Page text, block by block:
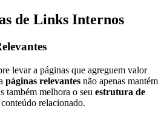
de Links Internos
levar a páginas que agreguem valor
páginas relevantes não apenas mantém
também melhora o seu estrutura de
relacionado.